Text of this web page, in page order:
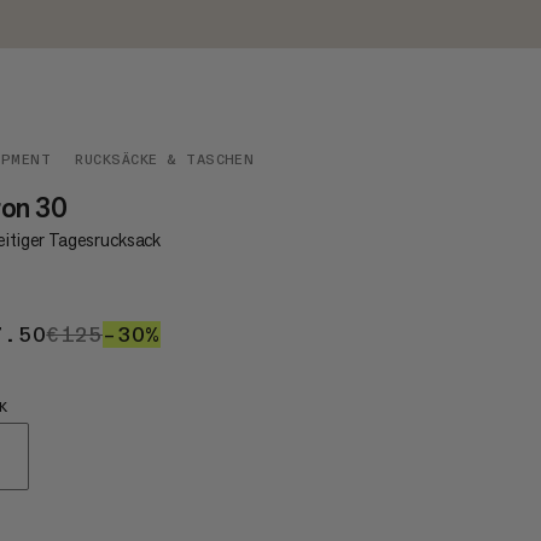
RUCKSÄCKE & TASCHEN
30
Tagesrucksack
€87.50
€125€125
–30%